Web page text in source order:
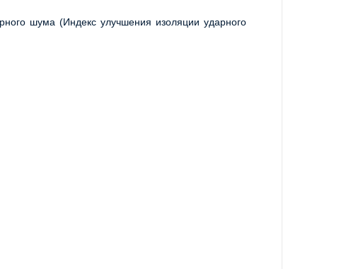
шума (Индекс улучшения изоляции ударного